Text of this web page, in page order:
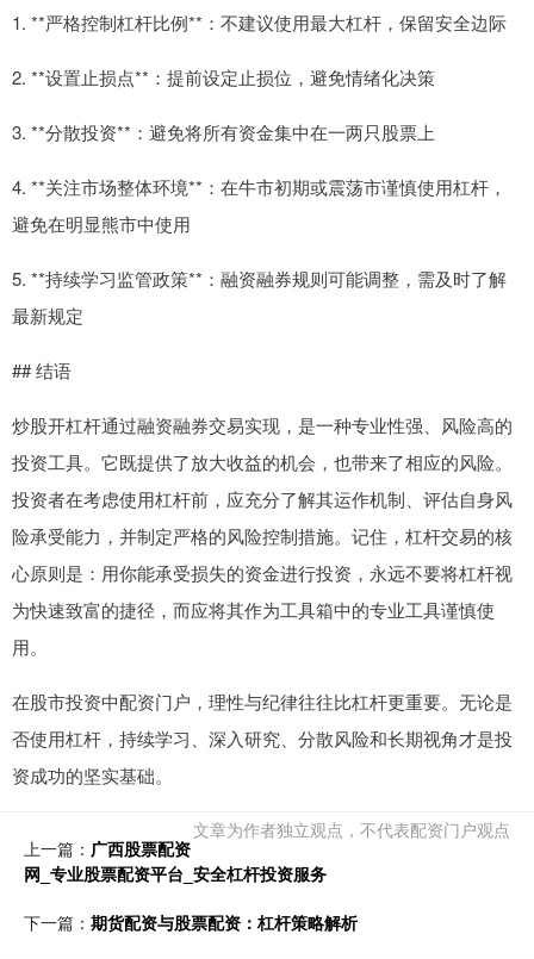
1. **严格控制杠杆比例**：不建议使用最大杠杆，保留安全边际
2. **设置止损点**：提前设定止损位，避免情绪化决策
3. **分散投资**：避免将所有资金集中在一两只股票上
4. **关注市场整体环境**：在牛市初期或震荡市谨慎使用杠杆，
避免在明显熊市中使用
5. **持续学习监管政策**：融资融券规则可能调整，需及时了解
最新规定
## 结语
炒股开杠杆通过融资融券交易实现，是一种专业性强、风险高的
投资工具。它既提供了放大收益的机会，也带来了相应的风险。
投资者在考虑使用杠杆前，应充分了解其运作机制、评估自身风
险承受能力，并制定严格的风险控制措施。记住，杠杆交易的核
心原则是：用你能承受损失的资金进行投资，永远不要将杠杆视
为快速致富的捷径，而应将其作为工具箱中的专业工具谨慎使
用。
在股市投资中配资门户，理性与纪律往往比杠杆更重要。无论是
否使用杠杆，持续学习、深入研究、分散风险和长期视角才是投
资成功的坚实基础。
文章为作者独立观点，不代表配资门户观点
上一篇： 广西股票配资
网_专业股票配资平台_安全杠杆投资服务
下一篇： 期货配资与股票配资：杠杆策略解析